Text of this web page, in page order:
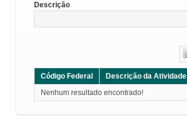
Descrição
Código Federal Descrição da Atividade
Nenhum resultado encontrado!